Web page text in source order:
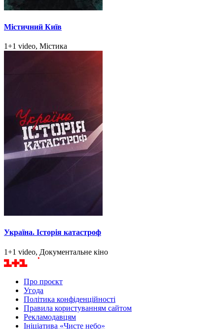
Містичний Київ
1+1 video, Містика
Україна. Історія катастроф
1+1 video, Документальне кіно
Про проєкт
Угода
Політика конфіденційності
Правила користуванням сайтом
Рекламодавцям
Ініціатива «Чисте небо»